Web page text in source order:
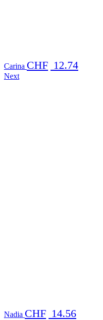
Carina CHF 12.74
Next
Nadia CHF 14.56